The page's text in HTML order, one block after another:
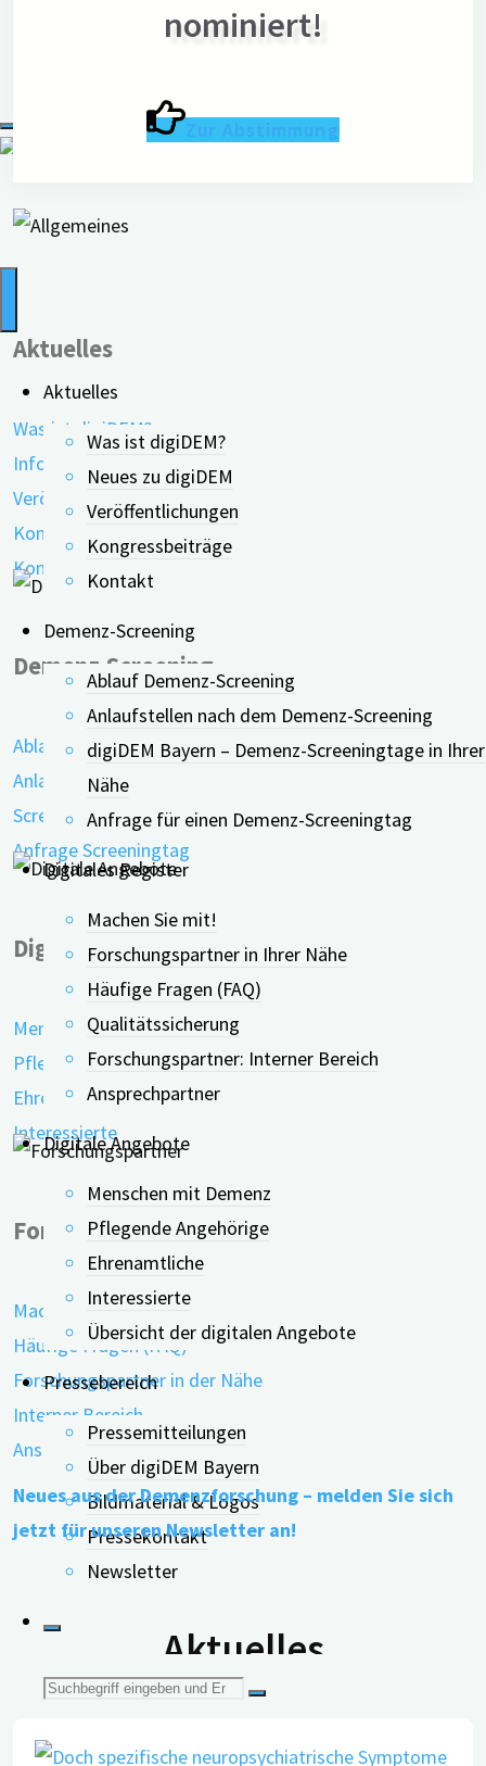
Aktuelles
Was ist digiDEM?
Neues zu digiDEM
Veröffentlichungen
Kongressbeiträge
Kontakt
Demenz-Screening
Ablauf Demenz-Screening
Anlaufstellen nach dem Demenz-Screening
digiDEM Bayern – Demenz-Screeningtage in Ihrer
Nähe
Anfrage für einen Demenz-Screeningtag
Digitales Register
Machen Sie mit!
Forschungspartner in Ihrer Nähe
Häufige Fragen (FAQ)
Qualitätssicherung
Forschungspartner: Interner Bereich
Ansprechpartner
Digitale Angebote
Menschen mit Demenz
Pflegende Angehörige
Ehrenamtliche
Interessierte
Übersicht der digitalen Angebote
Pressebereich
Pressemitteilungen
Über digiDEM Bayern
Bildmaterial & Logos
Pressekontakt
Newsletter
Suche
nach:
nominiert!
Aktuelles
Was ist digiDEM?
Informationen
Veröffentlichungen
Kongressbeiträge
Kontakt
Demenz-Screening
Ablauf Demenz-Screening
Anlaufstellen
Screeningtage in der Nähe
Anfrage Screeningtag
Digitale Angebote
Menschen mit Demenz
Pflegende Angehörige
Ehrenamtliche
Interessierte
Forschungspartner
Machen Sie mit!
Häufige Fragen (FAQ)
Forschungspartner in der Nähe
Interner Bereich
Ansprechpartner
Neues aus der Demenzforschung – melden Sie sich
jetzt für unseren Newsletter an!
Aktuelles